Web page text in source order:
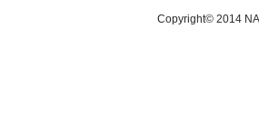
Copyright© 2014